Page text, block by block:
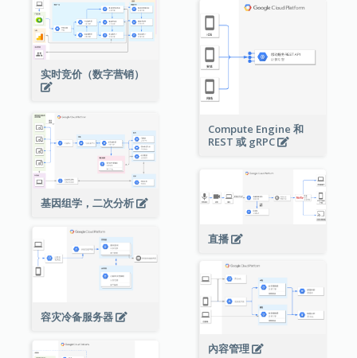
实时竞价（数字营销）
Compute Engine 和
REST 或 gRPC
基因组学，二次分析
直播
容灾冷备服务器
內容管理